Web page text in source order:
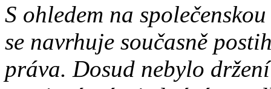
S ohledem na
se navrhuje současně
práva. Dosud nebylo